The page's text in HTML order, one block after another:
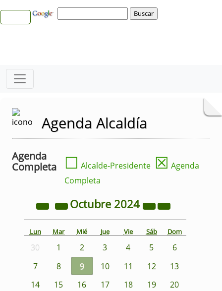
Agenda Alcaldía
Agenda
Completa
☐ Alcalde-Presidente ☒ Agenda
Completa
Octubre 2024
Lun Mar Mié Jue Vie Sáb Dom
30 1 2 3 4 5
6
7
8 9 10 11 12
13
14
15 16 17 18 19
20